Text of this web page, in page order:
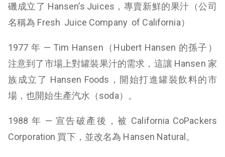
磯成立了 Hansen’s Juices，專賣新鮮的果汁（公司
名稱為 Fresh Juice Company of California）
1977 年 — Tim Hansen（Hubert Hansen 的孫子）
注意到了市場上對罐裝果汁的需求，這讓 Hansen 家
族成立了 Hansen Foods， 開始打進罐裝飲料的市
場，也開始生產汽水（soda）。
1988 年 — 宣告破產後，被 California CoPackers
Corporation 買下，並改名為 Hansen Natural。